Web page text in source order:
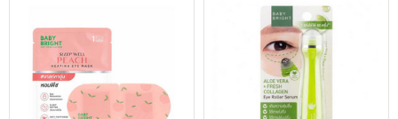
ขนมขบเคี้ยว และช็อคโกแลต
อาหารสด ผัก ผลไม้และเบเกอรี่